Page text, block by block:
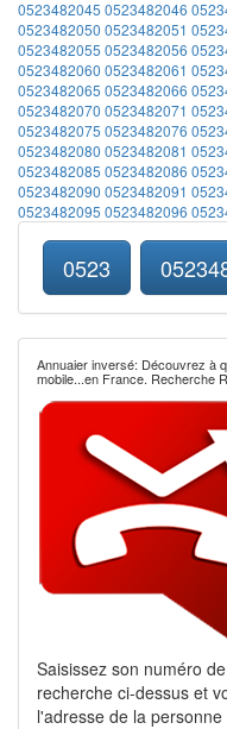
0523482045 0523482046
0523482050 0523482051
0523482055 0523482056
0523482060 0523482061
0523482065 0523482066
0523482070 0523482071
0523482075 0523482076
0523482080 0523482081
0523482085 0523482086
0523482090 0523482091
0523482095 0523482096
0523
Annuaier inversé: Découvrez à
mobile...en France. Recherche
Saisissez son numéro
recherche ci-dessus et
l'adresse de la